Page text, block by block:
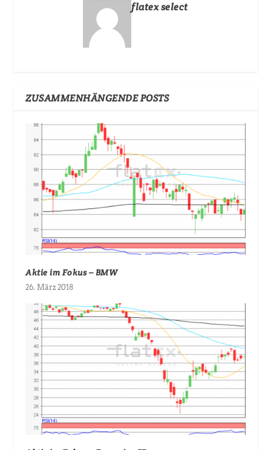
flatex select
ZUSAMMENHÄNGENDE POSTS
Aktie im Fokus – BMW
26. März 2018